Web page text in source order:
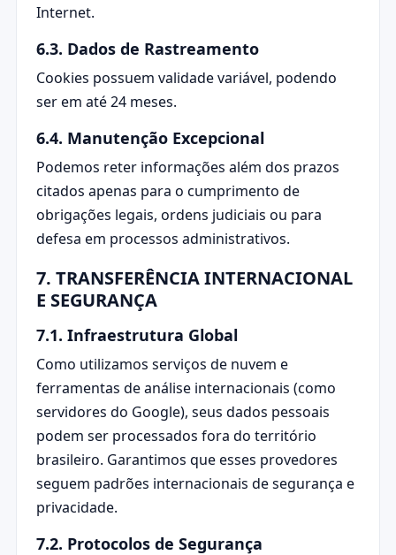
Internet.
6.3. Dados de Rastreamento
Cookies possuem validade variável, podendo
ser em até 24 meses.
6.4. Manutenção Excepcional
Podemos reter informações além dos prazos
citados apenas para o cumprimento de
obrigações legais, ordens judiciais ou para
defesa em processos administrativos.
7. TRANSFERÊNCIA INTERNACIONAL
E SEGURANÇA
7.1. Infraestrutura Global
Como utilizamos serviços de nuvem e
ferramentas de análise internacionais (como
servidores do Google), seus dados pessoais
podem ser processados fora do território
brasileiro. Garantimos que esses provedores
seguem padrões internacionais de segurança e
privacidade.
7.2. Protocolos de Segurança